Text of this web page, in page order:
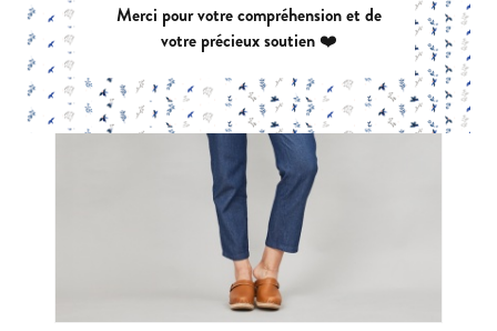
Merci pour votre compréhension et de
votre précieux soutien ❤️